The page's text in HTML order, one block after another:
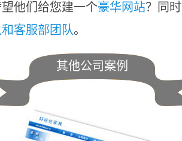
望他们给您建一个豪华网站？同时
客服部团队。
其他公司案例